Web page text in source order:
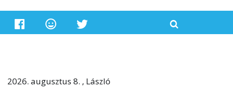
2026. augusztus 8. , László